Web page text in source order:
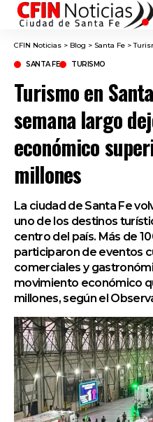
CFIN Noticias > Blog > Santa Fe >Turismo
SANTA FE TURISMO
Turismo en
semana largo
económico
millones
La ciudad de Santa Fe
uno de los destinos
centro del país. Más de
participaron de eventos
comerciales y
movimiento económico
millones, según el